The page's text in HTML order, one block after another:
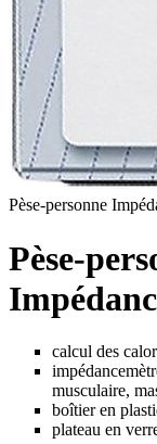
Pèse-personne
Pèse-
calcul des
musculaire,
boîtier en
plateau en